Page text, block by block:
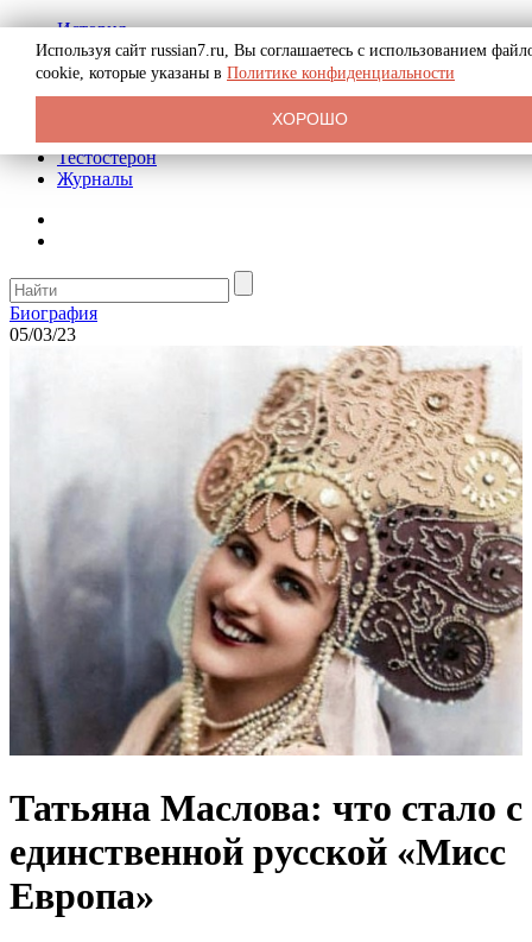
История
Биография
Криминал
Реклама на сайте
Тестостерон
Журналы
Биография
05/03/23
Татьяна Маслова: что стало с
единственной русской «Мисс
Европа»
Используя сайт russian7.ru, Вы соглашаетесь с использованием
cookie, которые указаны в Политике конфиденциальности
ХОРОШО